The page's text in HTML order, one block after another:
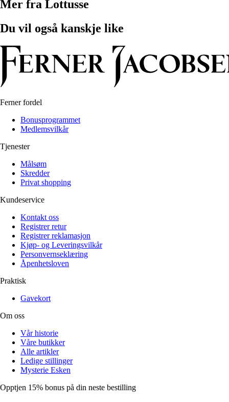
Mer fra Lottusse
Du vil også kanskje like
Ferner fordel
Bonusprogrammet
Medlemsvilkår
Tjenester
Målsøm
Skredder
Privat shopping
Kundeservice
Kontakt oss
Registrer retur
Registrer reklamasjon
Kjøp- og Leveringsvilkår
Personvernseklæring
Åpenhetsloven
Praktisk
Gavekort
Om oss
Vår historie
Våre butikker
Alle artikler
Ledige stillinger
Mysterie Esken
Opptjen 15% bonus på din neste bestilling